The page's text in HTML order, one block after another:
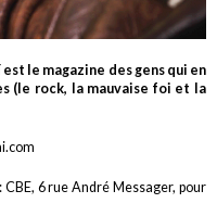
le magazine des gens qui en
(le rock, la mauvaise foi et la
6 rue André Messager, pour